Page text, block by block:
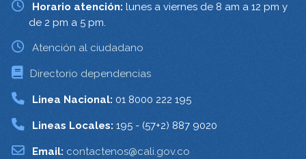
Horario atención: lunes a viernes de 8 am a 12 pm y
de 2 pm a 5 pm.
Atención al ciudadano
Directorio dependencias
Linea Nacional: 01 8000 222 195
Lineas Locales: 195 - (57+2) 887 9020
Email: contactenos@cali.gov.co